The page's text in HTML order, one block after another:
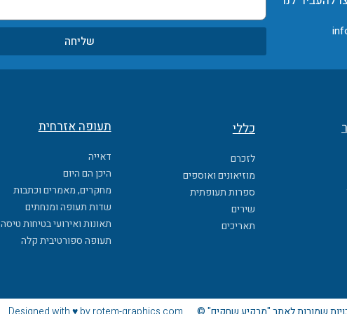
שליחה
כללי
לזכרם
מוזיאונים ואוספים
ספרות תעופתית
שירים
תאריכים
תעופה אזרחית
דאייה
היכן הם היום
מחקרים, מאמרים וכתבות
שדות תעופה ומנחתים
תאונות ואירועי בטיחות טיסה
תעופה ספורטיבית קלה